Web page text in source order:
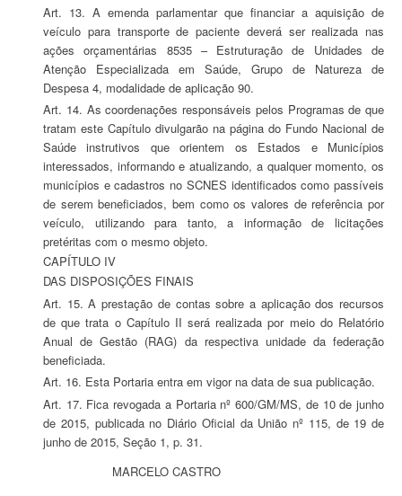
Art. 13. A emenda parlamentar que financiar a aquisição de
veículo para transporte de paciente deverá ser realizada nas
ações orçamentárias 8535 – Estruturação de Unidades de
Atenção Especializada em Saúde, Grupo de Natureza de
Despesa 4, modalidade de aplicação 90.
Art. 14. As coordenações responsáveis pelos Programas de que
tratam este Capítulo divulgarão na página do Fundo Nacional de
Saúde instrutivos que orientem os Estados e Municípios
interessados, informando e atualizando, a qualquer momento, os
municípios e cadastros no SCNES identificados como passíveis
de serem beneficiados, bem como os valores de referência por
veículo, utilizando para tanto, a informação de licitações
pretéritas com o mesmo objeto.
CAPÍTULO IV
DAS DISPOSIÇÕES FINAIS
Art. 15. A prestação de contas sobre a aplicação dos recursos
de que trata o Capítulo II será realizada por meio do Relatório
Anual de Gestão (RAG) da respectiva unidade da federação
beneficiada.
Art. 16. Esta Portaria entra em vigor na data de sua publicação.
Art. 17. Fica revogada a Portaria nº 600/GM/MS, de 10 de junho
de 2015, publicada no Diário Oficial da União nº 115, de 19 de
junho de 2015, Seção 1, p. 31.
MARCELO CASTRO